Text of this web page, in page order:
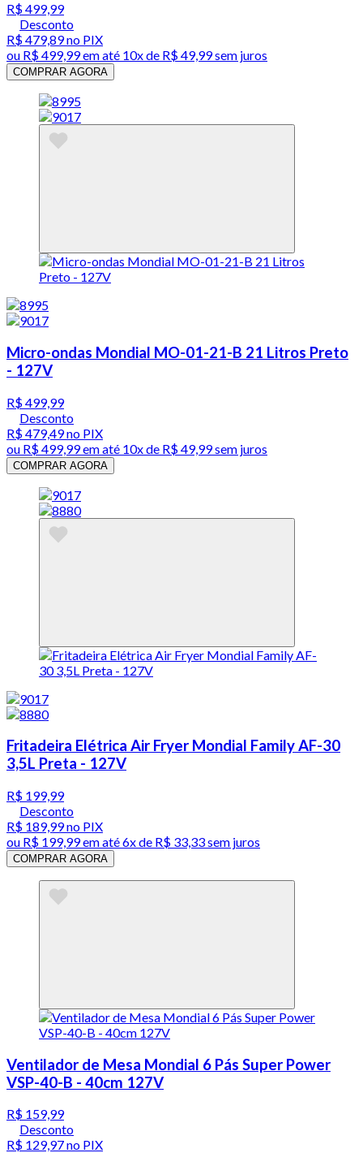
R$ 499,99
Desconto
R$ 479,89no PIX
ou R$ 499,99em até 10x de R$ 49,99 sem juros
COMPRAR AGORA
Micro-ondas Mondial MO-01-21-B 21 Litros Preto
- 127V
R$ 499,99
Desconto
R$ 479,49no PIX
ou R$ 499,99em até 10x de R$ 49,99 sem juros
COMPRAR AGORA
Fritadeira Elétrica Air Fryer Mondial Family AF-30
3,5L Preta - 127V
R$ 199,99
Desconto
R$ 189,99no PIX
ou R$ 199,99em até6x de R$ 33,33 sem juros
COMPRAR AGORA
Ventilador de Mesa Mondial 6 Pás Super Power
VSP-40-B - 40cm 127V
R$ 159,99
Desconto
R$ 129,97no PIX